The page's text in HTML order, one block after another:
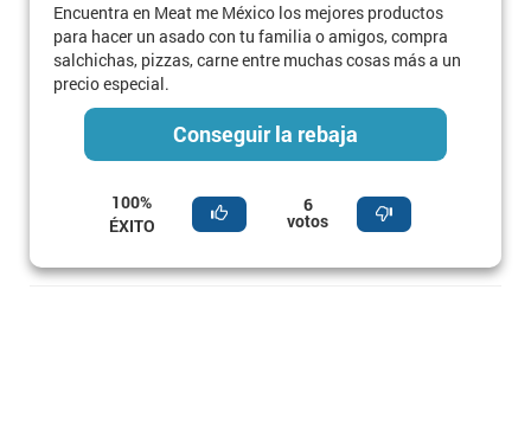
Encuentra en Meat me México los mejores productos
para hacer un asado con tu familia o amigos, compra
salchichas, pizzas, carne entre muchas cosas más a un
precio especial.
Conseguir la rebaja
100%
ÉXITO
6
votos